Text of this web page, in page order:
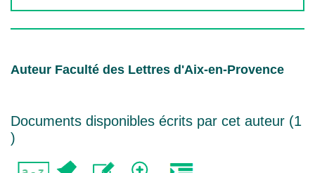
Auteur Faculté des Lettres d'Aix-en-Provence
Documents disponibles écrits par cet auteur (1
)